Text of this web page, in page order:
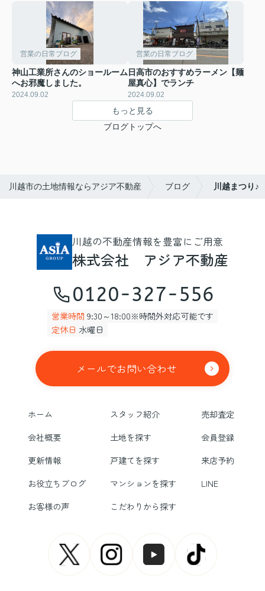
営業の日常ブログ
神山工業所さんのショールーム
へお邪魔しました。
2024.09.02
営業の日常ブログ
日高市のおすすめラーメン【麺
屋真心】でランチ
2024.09.02
もっと見る
ブログトップへ
川越市の土地情報ならアジア不動産 ブログ 川越まつり♪
川越の不動産情報を豊富にご用意
株式会社 アジア不動産
0120-327-556
営業時間 9:30～18:00※時間外対応可能です
定休日 水曜日
メールでお問い合わせ
ホーム スタッフ紹介
売却査定
会社概要
土地を探す
会員登録
更新情報
戸建てを探す
来店予約
お役立ちブログ
マンションを探す
LINE
お客様の声
こだわりから探す